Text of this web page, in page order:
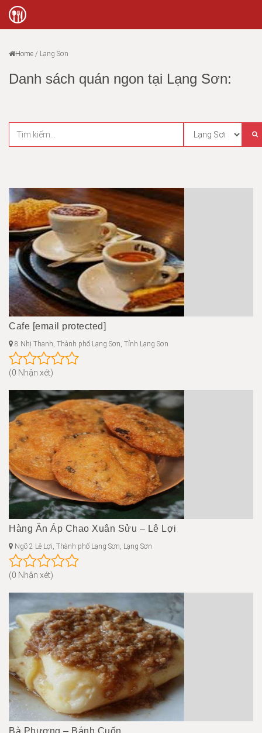
Home / Lạng Sơn
Danh sách quán ngon tại Lạng Sơn:
Cafe [email protected]
8 Nhị Thanh, Thành phố Lạng Sơn, Tỉnh Lạng Sơn
(0 Nhận xét)
Hàng Ăn Áp Chao Xuân Sửu – Lê Lợi
Ngõ 2 Lê Lợi, Thành phố Lạng Sơn, Lạng Sơn
(0 Nhận xét)
Bà Phương – Bánh Cuốn